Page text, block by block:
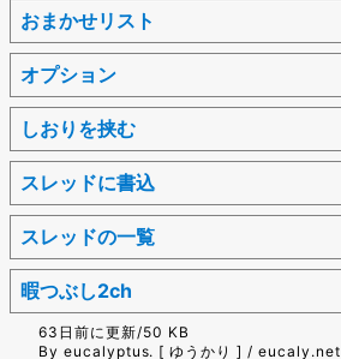
おまかせリスト
オプション
しおりを挟む
スレッドに書込
スレッドの一覧
暇つぶし2ch
63日前に更新/50 KB
By eucalyptus. [ ゆうかり ] / eucaly.net